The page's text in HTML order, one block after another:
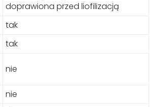
doprawiona przed liofilizacją
tak
tak
nie
nie